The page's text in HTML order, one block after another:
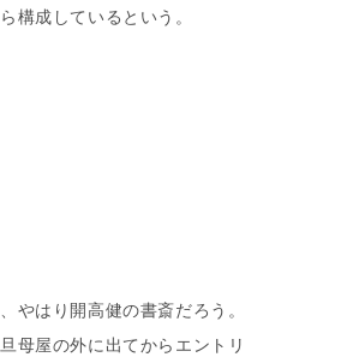
構成しているという。
やはり開高健の書斎だろう。
母屋の外に出てからエントリ